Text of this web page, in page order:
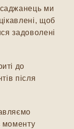
ми
щоб
задоволені
до
після
моменту